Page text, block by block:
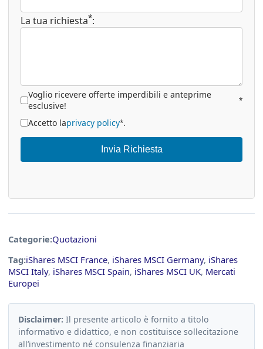
La tua richiesta*:
Voglio ricevere offerte imperdibili e anteprime
esclusive!
*
Accetto laprivacy policy*.
Invia Richiesta
Categorie:Quotazioni
Tag:iShares MSCI France, iShares MSCI Germany, iShares
MSCI Italy, iShares MSCI Spain, iShares MSCI UK, Mercati
Europei
Disclaimer: Il presente articolo è fornito a titolo
informativo e didattico, e non costituisce sollecitazione
all’investimento né consulenza finanziaria